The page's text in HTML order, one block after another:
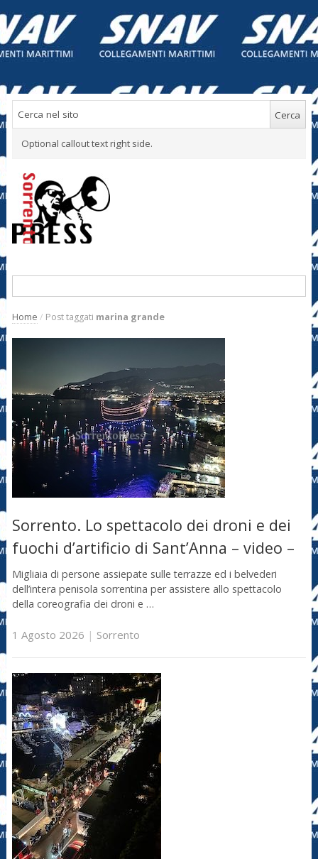
Optional callout text right side.
Home / Post taggati marina grande
Sorrento. Lo spettacolo dei droni e dei
fuochi d’artificio di Sant’Anna – video –
Migliaia di persone assiepate sulle terrazze ed i belvederi
dell’intera penisola sorrentina per assistere allo spettacolo
della coreografia dei droni e …
1 Agosto 2026 | Sorrento